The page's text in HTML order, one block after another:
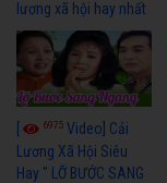
lương xã hội hay nhất
6975 Video] Cải
Lương Xã Hội Siêu
Hay " LỠ BƯỚC SANG